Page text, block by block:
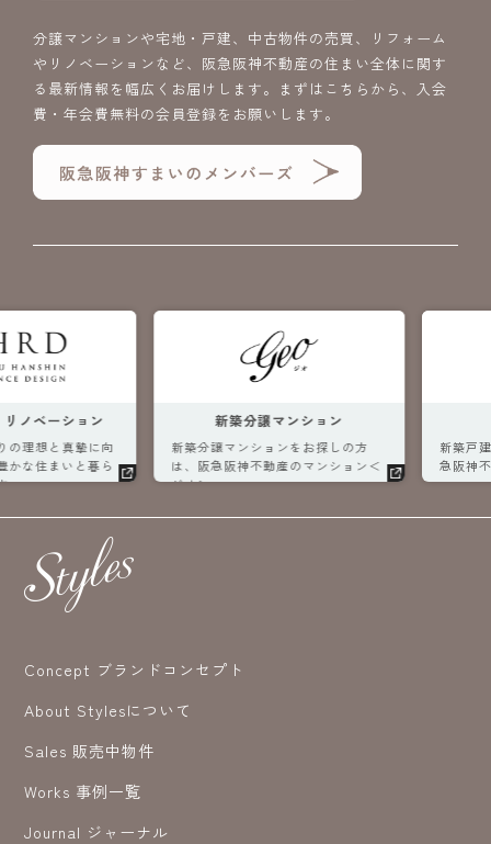
分譲マンションや宅地・戸建、中古物件の売買、リフォーム
やリノベーションなど、阪急阪神不動産の住まい全体に関す
る最新情報を幅広くお届けします。まずはこちらから、入会
費・年会費無料の会員登録をお願いします。
ーション
と真摯に向
まいと暮ら
新築分譲マンション
新築分譲マンションをお探しの方
は、阪急阪神不動産のマンション＜
ジオ＞へ。
新築戸建・
急阪神不動
へ。
Concept ブランドコンセプト
About Stylesについて
Sales 販売中物件
Works 事例一覧
Journal ジャーナル